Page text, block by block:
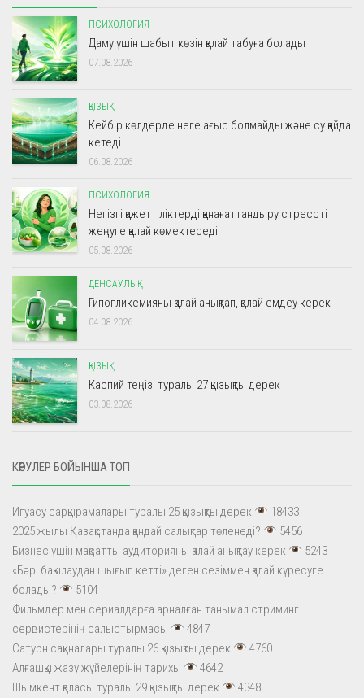
ПСИХОЛОГИЯ
Даму үшін шабыт көзін қалай табуға болады
07.08.2026
ҚЫЗЫҚ
Кейбір көлдерде неге ағыс болмайды және су қайда
кетеді
06.08.2026
ПСИХОЛОГИЯ
Негізгі қажеттіліктерді қанағаттандыру стрессті
жеңуге қалай көмектеседі
05.08.2026
ДЕНСАУЛЫҚ
Гипогликемияны қалай анықтап, қалай емдеу керек
04.08.2026
ҚЫЗЫҚ
Каспий теңізі туралы 27 қызықты дерек
03.08.2026
КӨРУЛЕР БОЙЫНША ТОП
Игуасу сарқырамалары туралы 25 қызықты дерек
18433
2025 жылы Қазақстанда қандай салықтар төленеді?
5456
Бизнес үшін мақсатты аудиторияны қалай анықтау керек
5243
«Бәрі бақылаудан шығып кетті» деген сезіммен қалай күресуге
болады?
5104
Фильмдер мен сериалдарға арналған танымал стриминг
сервистерінің салыстырмасы
4847
Сатурн сақиналары туралы 26 қызықты дерек
4760
Алғашқы жазу жүйелерінің тарихы
4642
Шымкент қаласы туралы 29 қызықты дерек
4348